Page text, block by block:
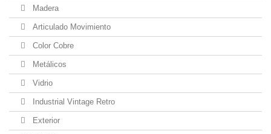
Madera
Articulado Movimiento
Color Cobre
Metálicos
Vidrio
Industrial Vintage Retro
Exterior